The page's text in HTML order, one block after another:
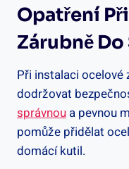
Opatření
Zárubně Do
Při instalaci ocelové
dodržovat
správnou a pevnou
pomůže přidělat
domácí kutil.